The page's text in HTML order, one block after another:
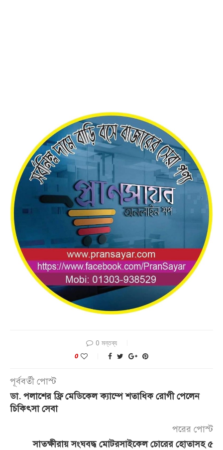
0 মন্তব্য
0
পূর্ববর্তী পোস্ট
ডা. পলাশের ফ্রি মেডিকেল ক্যাম্পে শতাধিক রোগী পেলেন
চিকিৎসা সেবা
পরের পোস্ট
সাতক্ষীরায় সংঘবদ্ধ মোটরসাইকেল চোরের হোতাসহ ৫